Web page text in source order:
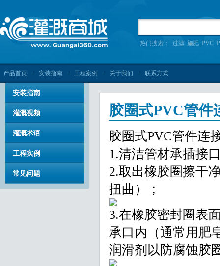
热门搜索： 过滤 施肥 PVC
产品首页 - 安装指南 - 工程案例 - 关于我们 - 联系方式
安装指南
灌溉视频
灌溉术语
工程实例
常见问题
胶圈式PVC管件
胶圈式PVC管件连
1.清洁管材承插接
2.取出橡胶圈擦干
扭曲）；
3.在橡胶密封圈表
承口内（通常用肥
润滑剂以防腐蚀胶